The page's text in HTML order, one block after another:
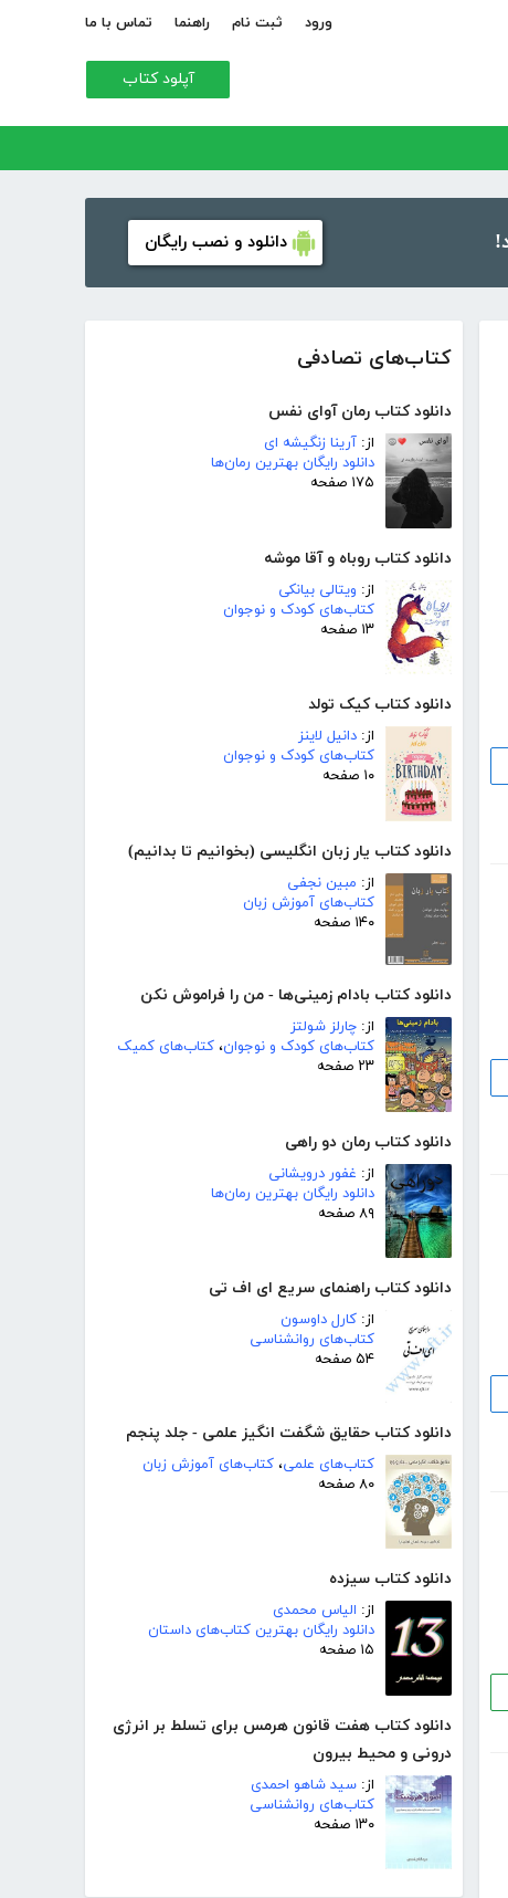
ورود ثبت نام راهنما تماس با ما
آپلود کتاب
دانلود و نصب رایگان
کتاب‌های تصادفی
دانلود کتاب رمان آوای نفس
از: آرینا زنگیشه ای
دانلود رایگان بهترین رمان‌ها
۱۷۵ صفحه
دانلود کتاب روباه و آقا موشه
از: ویتالی بیانکی
کتاب‌های کودک و نوجوان
۱۳ صفحه
دانلود کتاب کیک تولد
از: دانیل لاینز
کتاب‌های کودک و نوجوان
۱۰ صفحه
دانلود کتاب یار زبان انگلیسی (بخوانیم تا بدانیم)
از: مبین نجفی
کتاب‌های آموزش زبان
۱۴۰ صفحه
دانلود کتاب بادام زمینی‌ها - من را فراموش نکن
از: چارلز شولتز
کتاب‌های کودک و نوجوان، کتاب‌های کمیک
۲۳ صفحه
دانلود کتاب رمان دو راهی
از: غفور درویشانی
دانلود رایگان بهترین رمان‌ها
۸۹ صفحه
دانلود کتاب راهنمای سریع ای اف تی
از: کارل داوسون
کتاب‌های روانشناسی
۵۴ صفحه
دانلود کتاب حقایق شگفت انگیز علمی - جلد پنجم
کتاب‌های علمی، کتاب‌های آموزش زبان
۸۰ صفحه
دانلود کتاب سیزده
از: الیاس محمدی
دانلود رایگان بهترین کتاب‌های داستان
۱۵ صفحه
دانلود کتاب هفت قانون هرمس برای تسلط بر انرژی
درونی و محیط بیرون
از: سید شاهو احمدی
کتاب‌های روانشناسی
۱۳۰ صفحه